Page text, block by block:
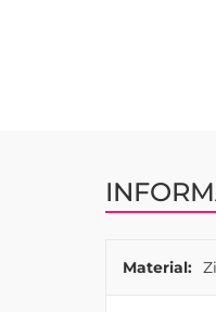
Material: